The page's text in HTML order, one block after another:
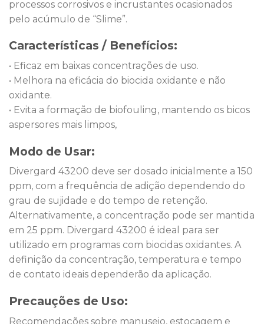
processos corrosivos e incrustantes ocasionados
pelo acúmulo de “Slime”.
Características / Benefícios:
• Eficaz em baixas concentrações de uso.
• Melhora na eficácia do biocida oxidante e não
oxidante.
• Evita a formação de biofouling, mantendo os bicos
aspersores mais limpos,
Modo de Usar:
Divergard 43200 deve ser dosado inicialmente a 150
ppm, com a frequência de adição dependendo do
grau de sujidade e do tempo de retenção.
Alternativamente, a concentração pode ser mantida
em 25 ppm. Divergard 43200 é ideal para ser
utilizado em programas com biocidas oxidantes. A
definição da concentração, temperatura e tempo
de contato ideais dependerão da aplicação.
Precauções de Uso:
Recomendações sobre manuseio, estocagem e